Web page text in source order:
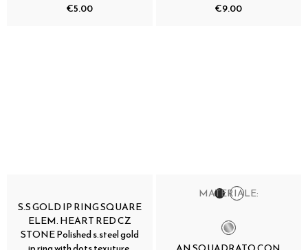
€5.00
€9.00
S.S GOLD IP RING SQUARE
ELEM. HEART RED CZ
STONE Polished s.steel gold
MATERIALE: